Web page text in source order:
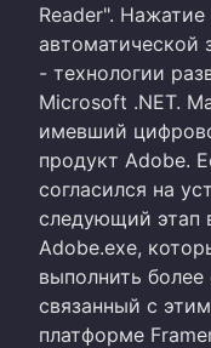
Reader".
автоматической
- технологии
Microsoft .NET.
имевший
продукт Adobe.
согласился на
следующий этап
Adobe.exe,
выполнить
связанный с
платформе